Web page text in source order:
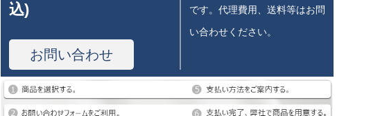
込)
お問い合わせ
です。代理費用、送料等はお問
い合わせください。